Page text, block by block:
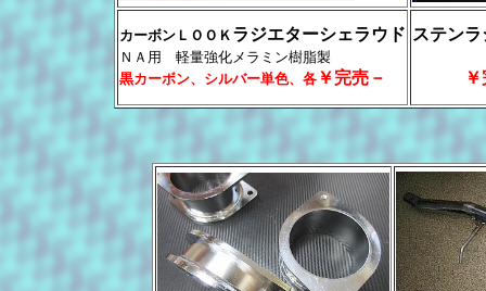
カーボンＬＯＯＫ ラジエターシェラウド
ＮＡ用 軽量強化メラミン樹脂製
黒カーボン、シルバー単色、各￥完売－
ステン